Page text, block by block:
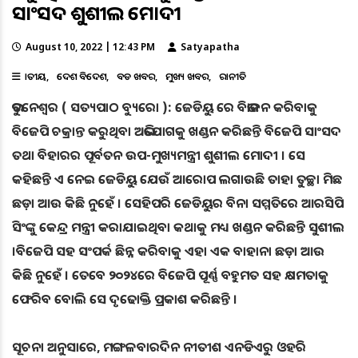
ସାଂସଦ ଶୁଶୀଲ ମୋଦୀ
August 10, 2022 | 12:43 PM Satyapatha
ଜାତୀୟ ଦେଶ ବିଦେଶ ବଡ ଖବର ମୁଖ୍ୟ ଖବର ରାଜନୀତି
ଭୁବନେଶ୍ୱର ( ସତ୍ୟପାଠ ବ୍ୟୁରୋ ): ଜେଡିୟୁ ରେ ବିଭାଜନ କରିବାକୁ
ବିଜେପି ଚକ୍ରାନ୍ତ କରୁଥିବା ଅଭିଯୋଗକୁ ଖଣ୍ଡନ କରିଛନ୍ତି ବିଜେପି ସାଂସଦ
ତଥା ବିହାରର ପୂର୍ବତନ ଉପ-ମୁଖ୍ୟମନ୍ତ୍ରୀ ଶୁଶୀଲ ମୋଦୀ । ସେ
କହିଛନ୍ତି ଏ ନେଇ ଜେଡିୟୁ ଯେଉଁ ଆରୋପ ଲଗାଉଛି ତାହା ତୁଚ୍ଛା ମିଛ
ଛଡ଼ା ଆଉ କିଛି ନୁହେଁ । ସେହିପରି ଜେଡିୟୁର ବିନା ସମ୍ମତିରେ ଆରସିପି
ସିଂଙ୍କୁ କେନ୍ଦ୍ର ମନ୍ତ୍ରୀ କରାଯାଇଥିବା କଥାକୁ ମଧ୍ୟ ଖଣ୍ଡନ କରିଛନ୍ତି ସୁଶୀଲ
।ବିଜେପି ସହ ସଂପର୍କ ଛିନ୍ନ କରିବାକୁ ଏହା ଏକ ବାହାନା ଛଡ଼ା ଆଉ
କିଛି ନୁହେଁ । ତେବେ ୨୦୨୪ରେ ବିଜେପି ପୂର୍ଣ୍ଣ ବହୁମତ ସହ କ୍ଷମତାକୁ
ଫେରିବ ବୋଲି ସେ ଦୃଢୋକ୍ତି ପ୍ରକାଶ କରିଛନ୍ତି ।
ସୂଚନା ଅନୁସାରେ, ମଙ୍ଗଳବାରଦିନ ନୀତୀଶ ଏନଡିଏରୁ ଓହରି